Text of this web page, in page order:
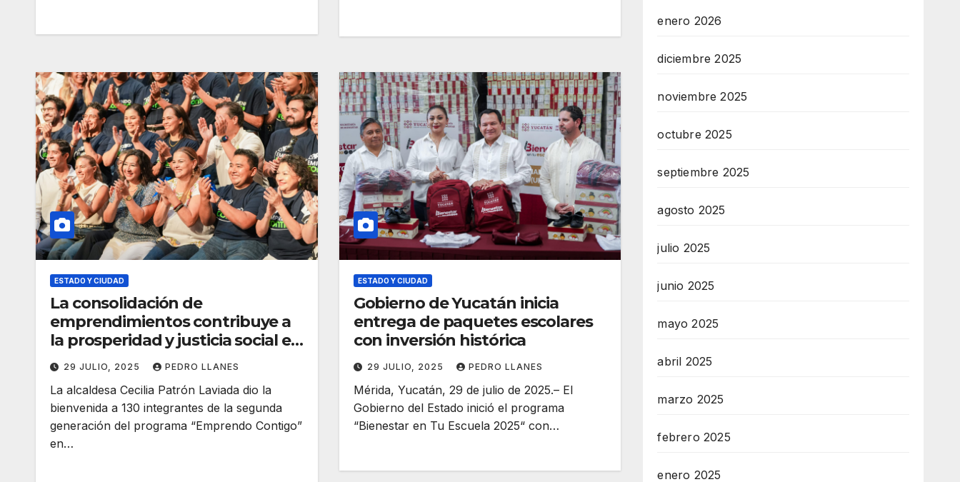
ESTADO Y CIUDAD
La consolidación de
emprendimientos contribuye a
la prosperidad y justicia social en
Mérida: Cecilia Patrón
29 JULIO, 2025 PEDRO LLANES
La alcaldesa Cecilia Patrón Laviada dio la
bienvenida a 130 integrantes de la segunda
generación del programa “Emprendo Contigo”
en…
ESTADO Y CIUDAD
Gobierno de Yucatán inicia
entrega de paquetes escolares
con inversión histórica
29 JULIO, 2025 PEDRO LLANES
Mérida, Yucatán, 29 de julio de 2025.– El
Gobierno del Estado inició el programa
“Bienestar en Tu Escuela 2025“ con…
enero 2026
diciembre 2025
noviembre 2025
octubre 2025
septiembre 2025
agosto 2025
julio 2025
junio 2025
mayo 2025
abril 2025
marzo 2025
febrero 2025
enero 2025